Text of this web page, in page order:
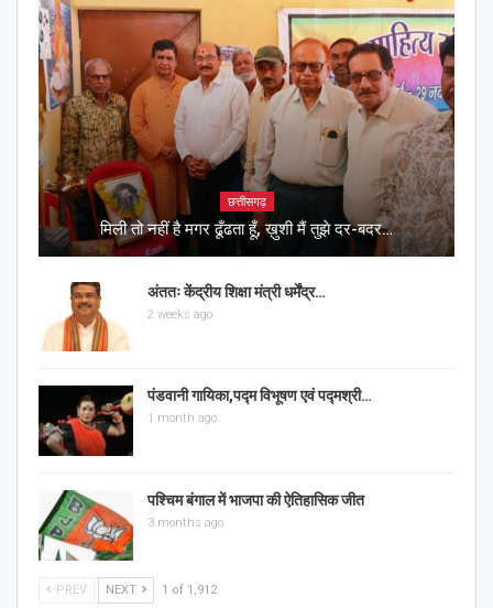
छत्तीसगढ़
मिली तो नहीं है मगर ढूँढता हूँ, ख़ुशी मैं तुझे दर-बदर…
अंततः केंद्रीय शिक्षा मंत्री धर्मेंद्र…
2 weeks ago
पंडवानी गायिका,पद्म विभूषण एवं पद्मश्री…
1 month ago
पश्चिम बंगाल में भाजपा की ऐतिहासिक जीत
3 months ago
PREV NEXT 1 of 1,912